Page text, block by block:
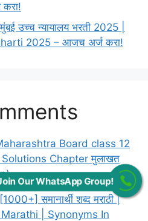
उच्च न्यायालय भरती 2025 |
2025 – आजच अर्ज करा!
Board class 12
Chapter मुलाखत
[1000+] समानार्थी शब्द मराठी |
| Synonyms In
Our WhatsApp Group!